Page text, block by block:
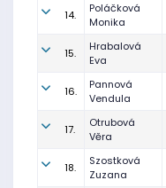
14.
Poláčková
Monika
15.
Hrabalová
Eva
16.
Pannová
Vendula
17.
Otrubová
Věra
18.
Szostková
Zuzana